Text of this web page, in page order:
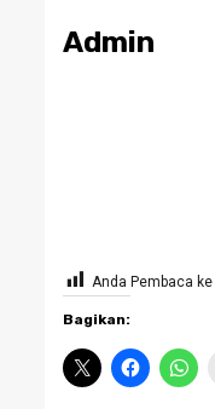
Admin
Anda Pembaca ke
Bagikan: